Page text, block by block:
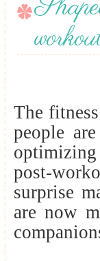
The
people
post-
surprise
are now